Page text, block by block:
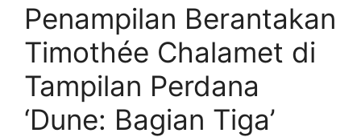
Penampilan Berantakan
Timothée Chalamet di
Tampilan Perdana
‘Dune: Bagian Tiga’